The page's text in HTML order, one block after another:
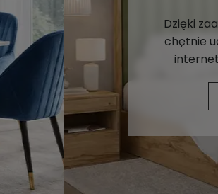
Dzięki
chętnie